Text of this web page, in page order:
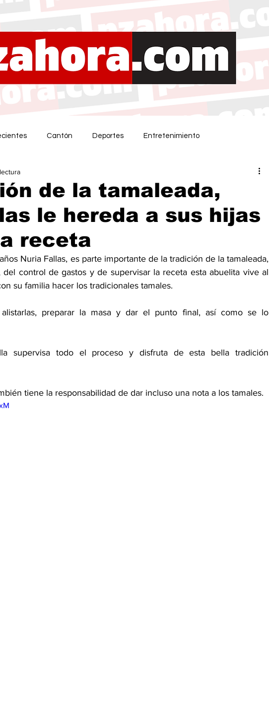
Cantón Deportes Entretenimiento
de la tamaleada,
le hereda a sus hijas
receta
Nuria Fallas, es parte importante de la tradición de la tamaleada,
del control de gastos y de supervisar la receta esta abuelita vive al
su familia hacer los tradicionales tamales.
preparar la masa y dar el punto final, así como se lo
supervisa todo el proceso y disfruta de esta bella tradición
tiene la responsabilidad de dar incluso una nota a los tamales.